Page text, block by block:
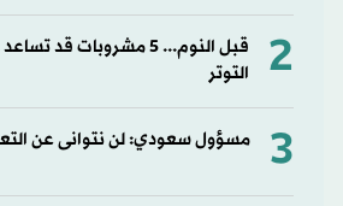
2
قبل النوم... 5 مشروبات
التوتر
3 مسؤول سعودي: لن نتوانى عن